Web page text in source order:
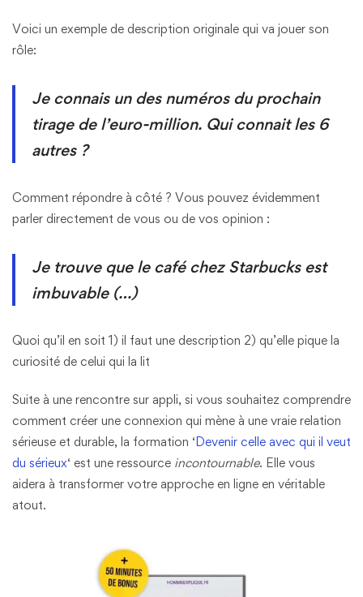
Voici un exemple de description originale qui va jouer son
rôle:
Je connais un des numéros du prochain
tirage de l’euro-million. Qui connait les 6
autres ?
Comment répondre à côté ? Vous pouvez évidemment
parler directement de vous ou de vos opinion :
Je trouve que le café chez Starbucks est
imbuvable (…)
Quoi qu’il en soit 1) il faut une description 2) qu’elle pique la
curiosité de celui qui la lit
Suite à une rencontre sur appli, si vous souhaitez comprendre
comment créer une connexion qui mène à une vraie relation
sérieuse et durable, la formation ‘Devenir celle avec qui il veut
du sérieux‘ est une ressource incontournable. Elle vous
aidera à transformer votre approche en ligne en véritable
atout.